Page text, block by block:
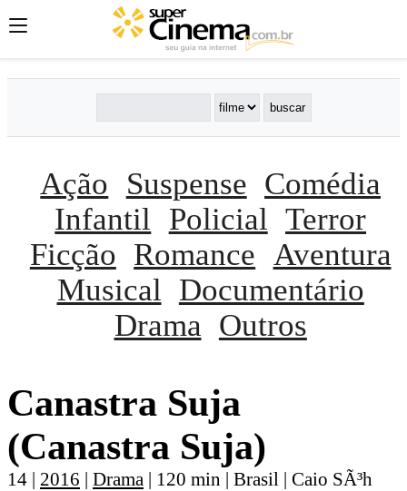
Ação Suspense Comédia
Infantil
Policial Terror
Ficção Romance Aventura
Musical
Documentário
Drama Outros
Canastra Suja
(Canastra Suja)
14 | 2016 | Drama | 120 min | Brasil | Caio SÃ³h